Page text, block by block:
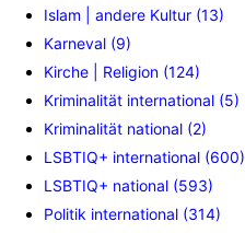
Islam | andere Kultur (13)
Karneval (9)
Kirche | Religion (124)
Kriminalität international (5)
Kriminalität national (2)
LSBTIQ+ international (600)
LSBTIQ+ national (593)
Politik international (314)